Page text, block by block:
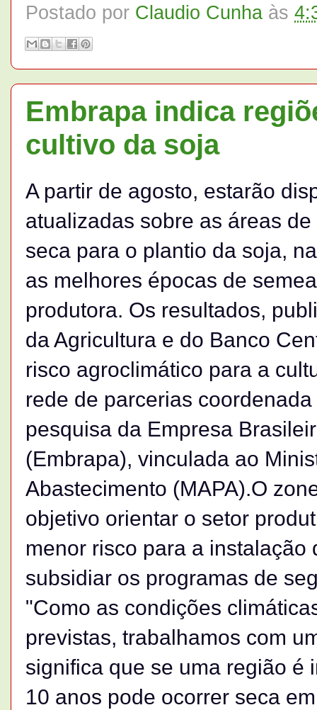
Postado por Claudio Cunha às
Embrapa indica
cultivo da soja
A partir de agosto, estarão
atualizadas sobre as áreas
seca para o plantio da soja,
as melhores épocas de
produtora. Os resultados,
da Agricultura e do Banco
risco agroclimático para a
rede de parcerias
pesquisa da Empresa
(Embrapa), vinculada ao
Abastecimento (MAPA).O
objetivo orientar o setor
menor risco para a
subsidiar os programas de
"Como as condições
previstas, trabalhamos com
significa que se uma região é
10 anos pode ocorrer seca